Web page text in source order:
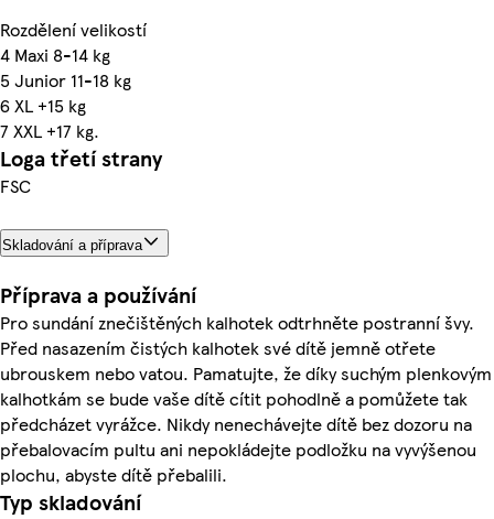
Rozdělení velikostí
4 Maxi 8-14 kg
5 Junior 11-18 kg
6 XL +15 kg
7 XXL +17 kg.
Loga třetí strany
FSC
Skladování a příprava
Příprava a používání
Pro sundání znečištěných kalhotek odtrhněte postranní švy.
Před nasazením čistých kalhotek své dítě jemně otřete
ubrouskem nebo vatou. Pamatujte, že díky suchým plenkovým
kalhotkám se bude vaše dítě cítit pohodlně a pomůžete tak
předcházet vyrážce. Nikdy nenechávejte dítě bez dozoru na
přebalovacím pultu ani nepokládejte podložku na vyvýšenou
plochu, abyste dítě přebalili.
Typ skladování